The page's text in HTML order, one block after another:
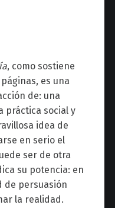
, como sostiene
es una
de: una
práctica social y
idea de
en serio el
ser de otra
su potencia: en
de persuasión
la realidad.